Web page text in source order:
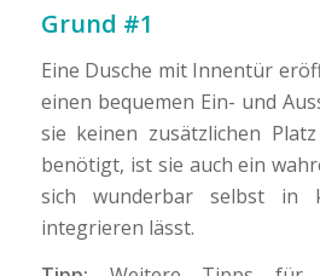
Grund #1
Eine Dusche mit Innentür
einen bequemen Ein- und
sie keinen zusätzlichen
benötigt, ist sie auch ein
sich wunderbar selbst in
integrieren lässt.